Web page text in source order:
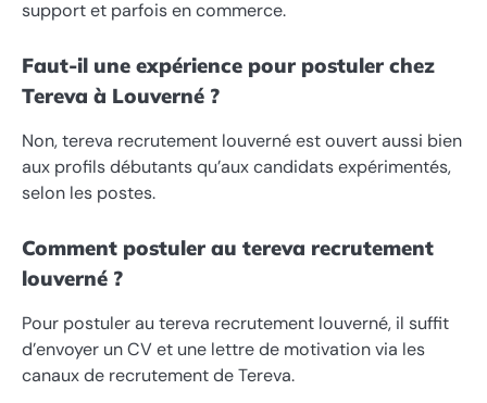
support et parfois en commerce.
Faut-il une expérience pour postuler chez
Tereva à Louverné ?
Non, tereva recrutement louverné est ouvert aussi bien
aux profils débutants qu’aux candidats expérimentés,
selon les postes.
Comment postuler au tereva recrutement
louverné ?
Pour postuler au tereva recrutement louverné, il suffit
d’envoyer un CV et une lettre de motivation via les
canaux de recrutement de Tereva.